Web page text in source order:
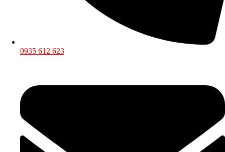
0935 612 623